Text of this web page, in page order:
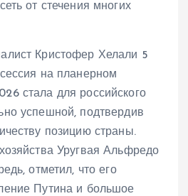
от стечения многих
Кристофер Хелали 5
на планерном
стала для российского
успешной, подтвердив
позицию страны.
Уругвая Альфредо
отметил, что его
Путина и большое